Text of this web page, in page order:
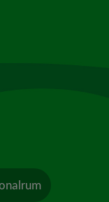
öppnas i nytt